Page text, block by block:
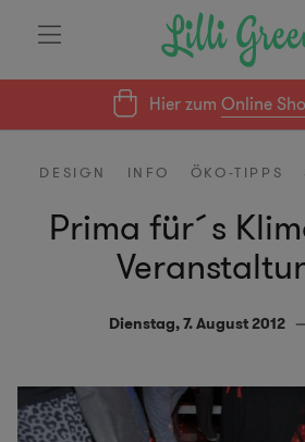
Hier zumOnline
DESIGN INFO ÖKO-TIPPS
Prima für´s
Dienstag, 7. August 2012